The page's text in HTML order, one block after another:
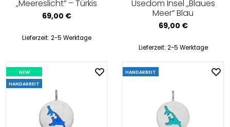
„Meereslicht” – Türkis
69,00 €
Lieferzeit: 2-5 Werktage
Usedom Insel „Blaues
Meer” Blau
69,00 €
Lieferzeit: 2-5 Werktage
NEW
HANDARBEIT
HANDARBEIT